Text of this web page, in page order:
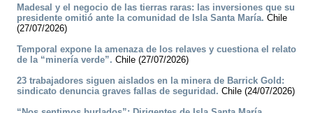
Madesal y el negocio de las tierras raras: las inversiones que su
presidente omitió ante la comunidad de Isla Santa María. Chile
(27/07/2026)
Temporal expone la amenaza de los relaves y cuestiona el relato
de la “minería verde”. Chile (27/07/2026)
23 trabajadores siguen aislados en la minera de Barrick Gold:
sindicato denuncia graves fallas de seguridad. Chile (24/07/2026)